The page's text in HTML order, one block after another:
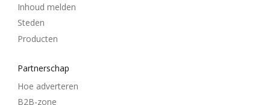
Inhoud melden
Steden
Producten
Partnerschap
Hoe adverteren
B2B-zone